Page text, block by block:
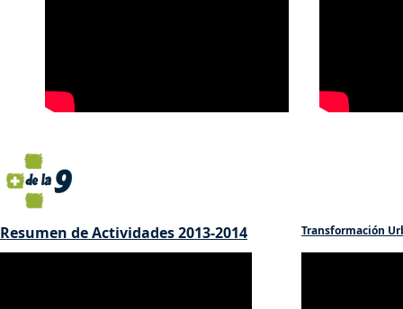
Resumen de Actividades 2013-2014 Transformación